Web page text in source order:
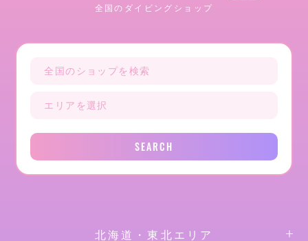
全国のダイビングショップ
SEARCH
北海道・東北エリア